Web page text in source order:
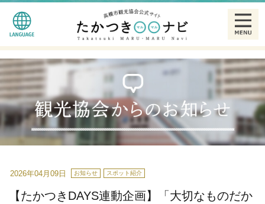
2026年04月09日 お知らせ スポット紹介
【たかつきDAYS連動企画】「大切なものだか
観る
食べる
泊まる
特産品
English
简体中文
繁體中文
한글